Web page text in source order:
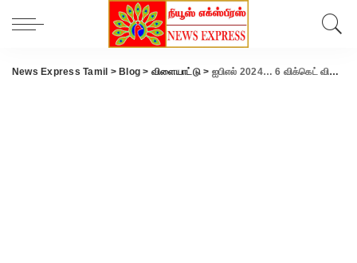
News Express Tamil > Blog > விளையாட்டு> ஐபிஎல் 2024… 6 விக்கெட் வித்தியாசத்தில் பெங்களூரு அணியை வீழ்த்தி சிஎஸ்கே அபார வெற்றி..!!